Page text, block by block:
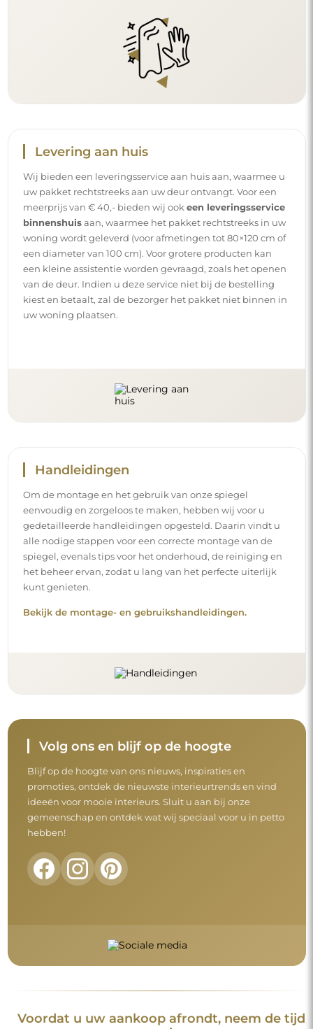
Levering aan huis
Wij bieden een leveringsservice aan huis aan, waarmee u
uw pakket rechtstreeks aan uw deur ontvangt. Voor een
meerprijs van € 40,- bieden wij ookeen leveringsservice
binnenshuisaan, waarmee het pakket rechtstreeks in uw
woning wordt geleverd (voor afmetingen tot 80×120 cm of
een diameter van 100 cm). Voor grotere producten kan
een kleine assistentie worden gevraagd, zoals het openen
van de deur. Indien u deze service niet bij de bestelling
kiest en betaalt, zal de bezorger het pakket niet binnen in
uw woning plaatsen.
Handleidingen
Om de montage en het gebruik van onze spiegel
eenvoudig en zorgeloos te maken, hebben wij voor u
gedetailleerde handleidingen opgesteld. Daarin vindt u
alle nodige stappen voor een correcte montage van de
spiegel, evenals tips voor het onderhoud, de reiniging en
het beheer ervan, zodat u lang van het perfecte uiterlijk
kunt genieten.
Bekijk de montage- en gebruikshandleidingen.
Volg ons en blijf op de hoogte
Blijf op de hoogte van ons nieuws, inspiraties en
promoties, ontdek de nieuwste interieurtrends en vind
ideeën voor mooie interieurs. Sluit u aan bij onze
gemeenschap en ontdek wat wij speciaal voor u in petto
hebben!
Voordat u uw aankoop afrondt, neem de tijd